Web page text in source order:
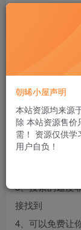
【支持平台】
1、界面简约适
2、所有的音乐
3、搜索的速度
接找到
4、可以免费让
朝晞小屋声明
本站资源均来源
除 本站资源售价
需！ 资源仅供学
用户自负！